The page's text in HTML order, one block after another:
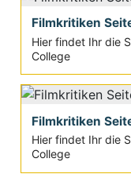
Filmkritiken
Hier findet Ihr die
College
Filmkritiken
Hier findet Ihr die
College